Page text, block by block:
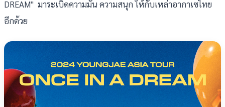
DREAM" มาระเบิดความมัน ความสนุก ให้กับเหล่าอากาเซไทย
อีกด้วย